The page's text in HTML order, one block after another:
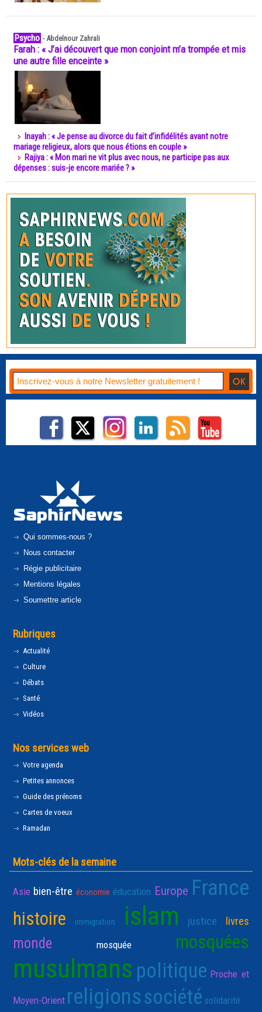
Psycho -Abdelnour Zahrali
Farah : « J’ai découvert que mon conjoint m’a trompée et mis
une autre fille enceinte »
Inayah : « Je pense au divorce du fait d’infidélités avant notre
mariage religieux, alors que nous étions en couple »
Rajiya : « Mon mari ne vit plus avec nous, ne participe pas aux
dépenses : suis-je encore mariée ? »
Qui sommes-nous ?
Nous contacter
Régie publicitaire
Mentions légales
Soumettre article
Rubriques
Actualité
Culture
Débats
Santé
Vidéos
Nos services web
Votre agenda
Petites annonces
Guide des prénoms
Cartes de voeux
Ramadan
Mots-clés de la semaine
Asie bien-être économie éducation Europe France
histoire immigration islam justice livres
monde mosquée mosquées
musulmans politique Proche et
Moyen-Orient religionssociété solidarité